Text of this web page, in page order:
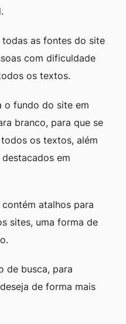
as fontes do site
com dificuldade
os textos.
o fundo do site em
branco, para que se
os textos, além
em
atalhos para
sites, uma forma de
de busca, para
de forma mais